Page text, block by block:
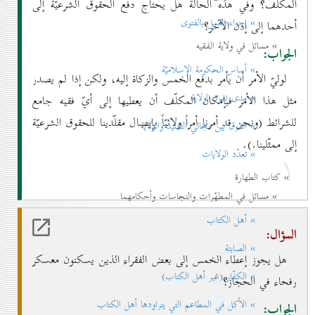
المكلّف؟ وفي هذه الحالة هل يحتاج دفع الحقوق الشرعيّة إلى
أحدهما إلى إذن الآخر؟
الجواب:
لوليّ الأمر أن يأمر بدفع الخمس والزكاة إليه، ولكن إذا لم يصدر
مثل هذا الأمر فبإمكان المكلّف أن يعطيها إلى أيّ فقيه جامع
للشرائط (ونحن قد أمرنا أمراً ولائيّاً بإيصال مقلّدينا للحقوق الشرعيّة
إلى ممثّلينا.).
۱
السؤال:
هل يجوز إعطاء الخمس إلى بعض الفقراء الذين يسكنون معسكر
رفحاء في الحجاز؟
» إجزاء العمل بالفتوی
» مسائل في ولاية الفقيه
» أساس الحكومة الإسلاميّة
» مدی نفوذ الولاية
» الفرق بين مجالي التقليد والولاية
» تعدّد الولايات
» كتاب الطهارة
» مسائل في المطهّرات والنجاسات وأحكامهما
» أهل الكتاب
» الصابئة
» الكفّار (غير أهل الكتاب)
» الأكل في المطاعم التي يتراودها أهل الكتاب